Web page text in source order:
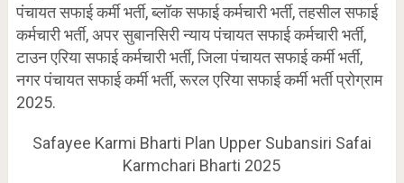
पंचायत सफाई कर्मी भर्ती, ब्लॉक सफाई कर्मचारी भर्ती, तहसील सफाई
कर्मचारी भर्ती, अपर सुबानसिरी न्याय पंचायत सफाई कर्मचारी भर्ती,
टाउन एरिया सफाई कर्मचारी भर्ती, जिला पंचायत सफाई कर्मी भर्ती,
नगर पंचायत सफाई कर्मी भर्ती, रूरल एरिया सफाई कर्मी भर्ती प्रोग्राम
2025.
Safayee Karmi Bharti Plan Upper Subansiri Safai
Karmchari Bharti 2025